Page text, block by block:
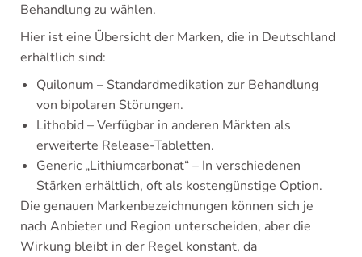
Behandlung zu wählen.
Hier ist eine Übersicht der Marken, die in Deutschland
erhältlich sind:
Quilonum – Standardmedikation zur Behandlung
von bipolaren Störungen.
Lithobid – Verfügbar in anderen Märkten als
erweiterte Release-Tabletten.
Generic „Lithiumcarbonat“ – In verschiedenen
Stärken erhältlich, oft als kostengünstige Option.
Die genauen Markenbezeichnungen können sich je
nach Anbieter und Region unterscheiden, aber die
Wirkung bleibt in der Regel konstant, da